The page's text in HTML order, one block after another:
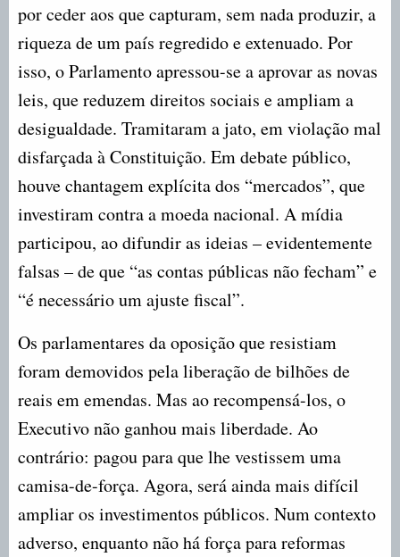
por ceder aos que capturam, sem nada produzir, a
riqueza de um país regredido e extenuado. Por
isso, o Parlamento apressou-se a aprovar as novas
leis, que reduzem direitos sociais e ampliam a
desigualdade. Tramitaram a jato, em violação mal
disfarçada à Constituição. Em debate público,
houve chantagem explícita dos “mercados”, que
investiram contra a moeda nacional. A mídia
participou, ao difundir as ideias – evidentemente
falsas – de que “as contas públicas não fecham” e
“é necessário um ajuste fiscal”.
Os parlamentares da oposição que resistiam
foram demovidos pela liberação de bilhões de
reais em emendas. Mas ao recompensá-los, o
Executivo não ganhou mais liberdade. Ao
contrário: pagou para que lhe vestissem uma
camisa-de-força. Agora, será ainda mais difícil
ampliar os investimentos públicos. Num contexto
adverso, enquanto não há força para reformas